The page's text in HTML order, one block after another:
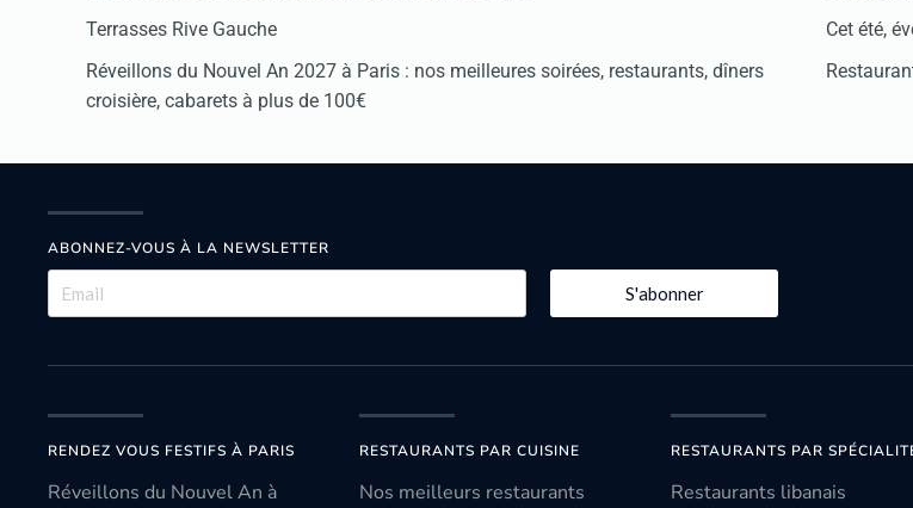
Terrasses Rive Gauche
Réveillons du Nouvel An 2027 à Paris : nos meilleures soirées, restaurants, dîners
croisière, cabarets à plus de 100€
Cet été,
ABONNEZ-VOUS À LA NEWSLETTER
S'abonner
RENDEZ VOUS FESTIFS À PARIS
Réveillons du Nouvel An à
RESTAURANTS PAR CUISINE
Nos meilleurs restaurants
RESTAURANTS PAR
Restaurants libanais